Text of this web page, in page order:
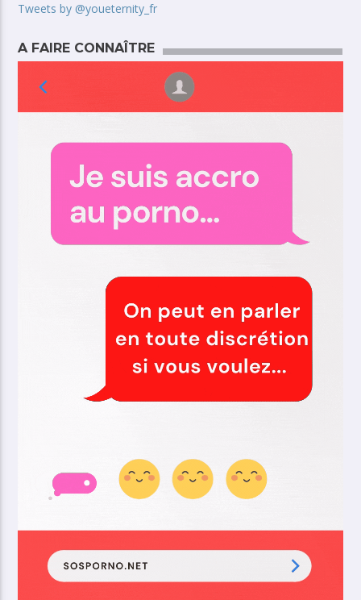
Tweets by @youeternity_fr
A FAIRE CONNAÎTRE